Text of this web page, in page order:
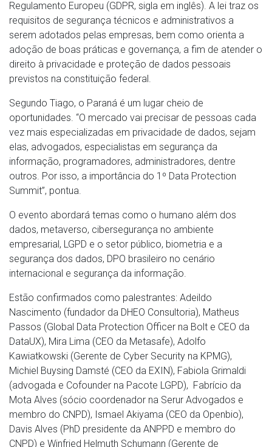
Regulamento Europeu (GDPR, sigla em inglês). A lei traz os
requisitos de segurança técnicos e administrativos a
serem adotados pelas empresas, bem como orienta a
adoção de boas práticas e governança, a fim de atender o
direito à privacidade e proteção de dados pessoais
previstos na constituição federal.
Segundo Tiago, o Paraná é um lugar cheio de
oportunidades. “O mercado vai precisar de pessoas cada
vez mais especializadas em privacidade de dados, sejam
elas, advogados, especialistas em segurança da
informação, programadores, administradores, dentre
outros. Por isso, a importância do 1º Data Protection
Summit”, pontua.
O evento abordará temas como o humano além dos
dados, metaverso, cibersegurança no ambiente
empresarial, LGPD e o setor público, biometria e a
segurança dos dados, DPO brasileiro no cenário
internacional e segurança da informação.
Estão confirmados como palestrantes: Adeildo
Nascimento (fundador da DHEO Consultoria), Matheus
Passos (Global Data Protection Officer na Bolt e CEO da
DataUX), Mira Lima (CEO da Metasafe), Adolfo
Kawiatkowski (Gerente de Cyber Security na KPMG),
Michiel Buysing Damsté (CEO da EXIN), Fabiola Grimaldi
(advogada e Cofounder na Pacote LGPD), Fabrício da
Mota Alves (sócio coordenador na Serur Advogados e
membro do CNPD), Ismael Akiyama (CEO da Openbio),
Davis Alves (PhD presidente da ANPPD e membro do
CNPD) e Winfried Helmuth Schumann (Gerente de